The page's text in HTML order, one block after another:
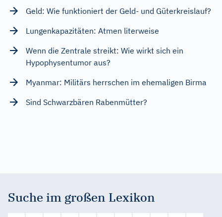
Geld: Wie funktioniert der Geld- und Güterkreislauf?
Lungenkapazitäten: Atmen literweise
Wenn die Zentrale streikt: Wie wirkt sich ein
Hypophysentumor aus?
Myanmar: Militärs herrschen im ehemaligen Birma
Sind Schwarzbären Rabenmütter?
Suche im großen Lexikon